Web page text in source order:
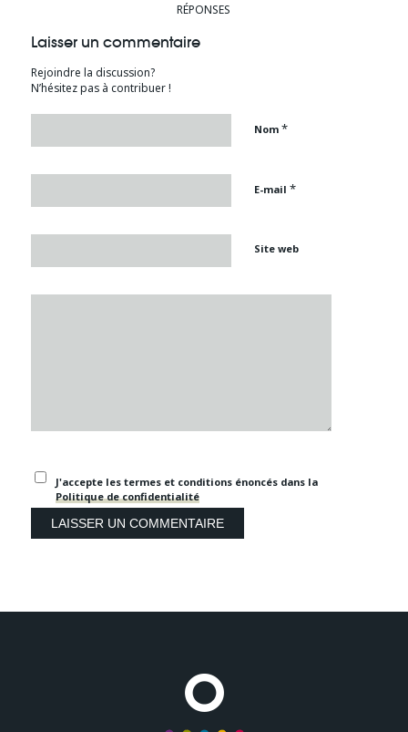
RÉPONSES
Laisser un commentaire
Rejoindre la discussion?
N’hésitez pas à contribuer !
Nom *
E-mail *
Site web
J'accepte les termes et conditions énoncés dans la
Politique de confidentialité